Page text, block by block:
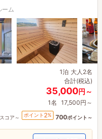
ム
1泊 大人2名
合計(税込)
35,000円～
1名 17,500円～
コア～ ポイント 2% 700ポイント～